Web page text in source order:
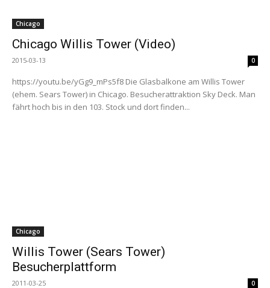
Chicago
Chicago Willis Tower (Video)
2015-03-13 0
https://youtu.be/yGg9_mPs5f8 Die Glasbalkone am Willis Tower
(ehem. Sears Tower) in Chicago. Besucherattraktion Sky Deck. Man
fährt hoch bis in den 103. Stock und dort finden...
Chicago
Willis Tower (Sears Tower)
Besucherplattform
2011-03-25 0